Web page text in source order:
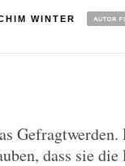
WINTER
dass sie